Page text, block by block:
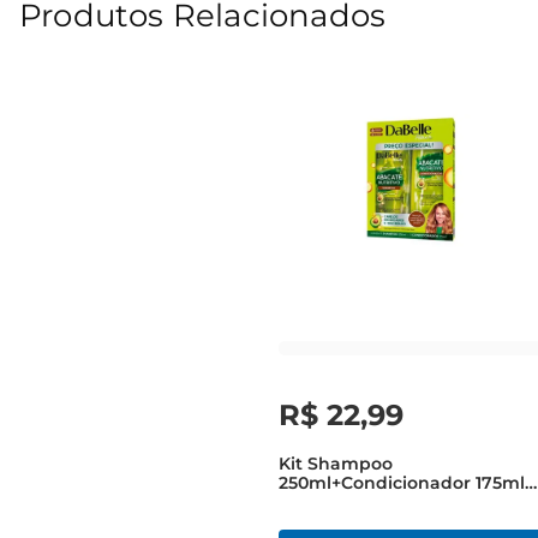
Produtos Relacionados
R$ 22,99
Kit Shampoo
250ml+Condicionador 175ml